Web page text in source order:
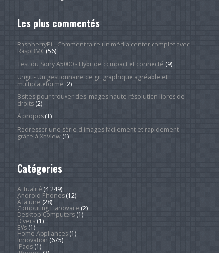
Les plus commentés
RaspberryPi - Comment faire un média-center complet avec
RaspBMC(56)
Test du Sony A5000 - Hybride compact et connecté (9)
Ungit - Un gestionnaire de git graphique agréable et
multiplateforme (2)
8 sites pour trouver des images haute résolution libres de
droits(2)
À propos(1)
Redresser une série d'images facilement et rapidement
grâce à XnView(1)
Catégories
Actualité (4 249)
Android Phones(12)
À la une (28)
Computing Hardware (2)
Desktop Computers(1)
Divers(1)
EVs(1)
Home Appliances(1)
Innovation (675)
iPads(1)